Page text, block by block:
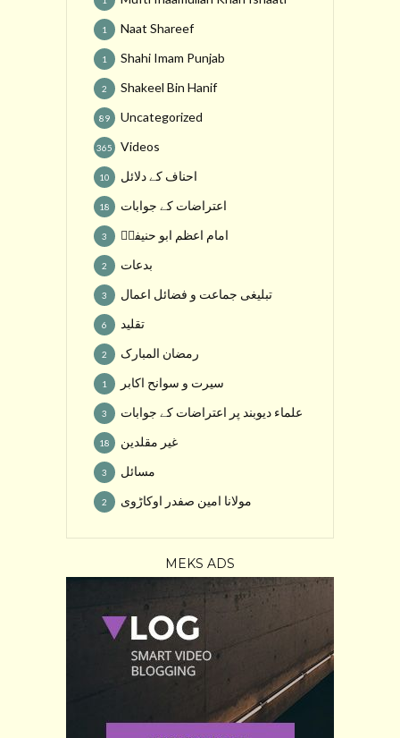
Naat Shareef
1
Shahi Imam Punjab
1
Shakeel Bin Hanif
2
Uncategorized
89
Videos
365
احناف کے دلائل 10
اعتراضات کے جوابات 18
امام اعظم ابو حنیفہؒ 3
بدعات 2
تبلیغی جماعت و فضائل اعمال 3
تقلید 6
رمضان المبارک 2
سیرت و سوانح اکابر 1
علماء دیوبند پر اعتراضات کے جوابات 3
غیر مقلدین 18
مسائل 3
مولانا امین صفدر اوکاڑوی 2
MEKS ADS